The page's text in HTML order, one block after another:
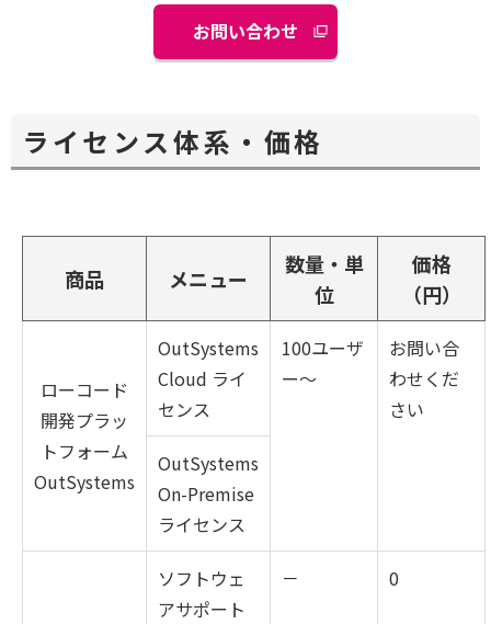
お問い合わせ 別
ウ
ン
ド
ウ
く
ライセンス体系・価格
商品 メニュー
数量・単
位
価格
（円）
ローコード
開発プラッ
トフォーム
OutSystems
OutSystems
Cloud ライ
センス
100ユーザ
ー～
お問い合
わせくだ
さい
OutSystems
On-Premise
ライセンス
ソフトウェ
アサポート
－ 0